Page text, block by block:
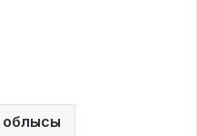
облысы